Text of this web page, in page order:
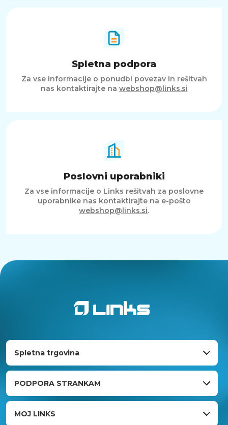
Spletna podpora
Za vse informacije o ponudbi povezav in rešitvah
nas kontaktirajte na webshop@links.si
Poslovni uporabniki
Za vse informacije o Links rešitvah za poslovne
uporabnike nas kontaktirajte na e-pošto
webshop@links.si.
Spletna trgovina
PODPORA STRANKAM
MOJ LINKS